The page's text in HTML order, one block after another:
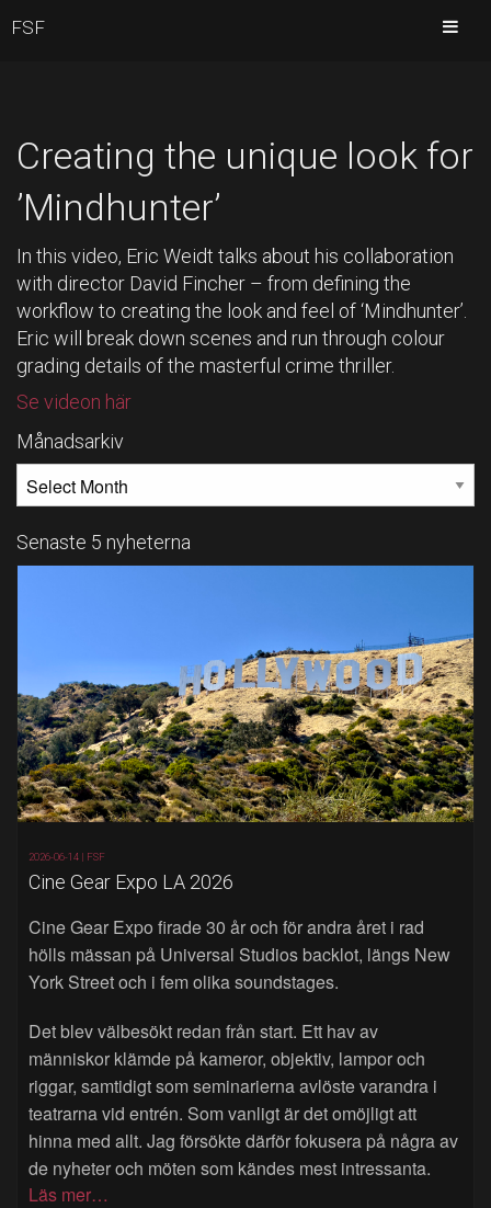
Creating the unique look for
’Mindhunter’
In this video, Eric Weidt talks about his collaboration
with director David Fincher – from defining the
workflow to creating the look and feel of ‘Mindhunter’.
Eric will break down scenes and run through colour
grading details of the masterful crime thriller.
Se videon här
Månadsarkiv
Senaste 5 nyheterna
2026-06-14 | FSF
Cine Gear Expo LA 2026
Cine Gear Expo firade 30 år och för andra året i rad
hölls mässan på Universal Studios backlot, längs New
York Street och i fem olika soundstages.
Det blev välbesökt redan från start. Ett hav av
människor klämde på kameror, objektiv, lampor och
riggar, samtidigt som seminarierna avlöste varandra i
teatrarna vid entrén. Som vanligt är det omöjligt att
hinna med allt. Jag försökte därför fokusera på några av
de nyheter och möten som kändes mest intressanta.
Läs mer…
FSF